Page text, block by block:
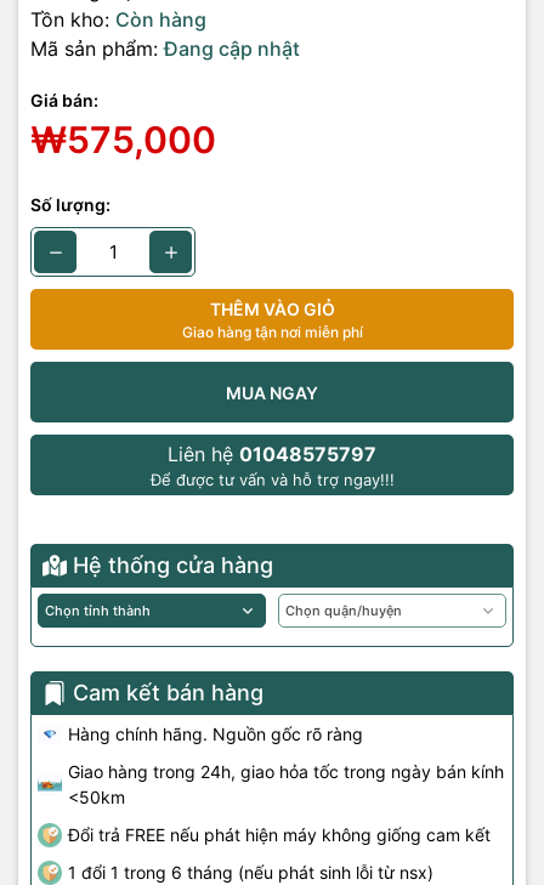
Tồn kho: Còn hàng
Mã sản phẩm: Đang cập nhật
Giá bán:
₩575,000
Số lượng:
THÊM VÀO GIỎ
Giao hàng tận nơi miễn phí
MUA NGAY
Liên hệ 01048575797
Để được tư vấn và hỗ trợ ngay!!!
Hệ thống cửa hàng
Cam kết bán hàng
Hàng chính hãng. Nguồn gốc rõ ràng
Giao hàng trong 24h, giao hỏa tốc trong ngày bán kính
<50km
Đổi trả FREE nếu phát hiện máy không giống cam kết
1 đổi 1 trong 6 tháng (nếu phát sinh lỗi từ nsx)